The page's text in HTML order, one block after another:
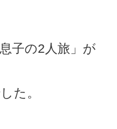
子の2人旅」が
た。